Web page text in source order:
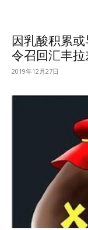
因乳酸积累
令召回汇丰
2019年12月27日